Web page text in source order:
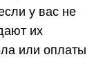
у вас не
их
или оплаты